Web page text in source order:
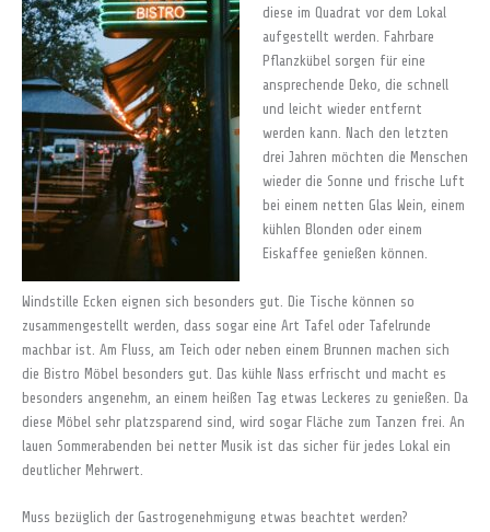
diese im Quadrat vor dem Lokal
aufgestellt werden. Fahrbare
Pflanzkübel sorgen für eine
ansprechende Deko, die schnell
und leicht wieder entfernt
werden kann. Nach den letzten
drei Jahren möchten die Menschen
wieder die Sonne und frische Luft
bei einem netten Glas Wein, einem
kühlen Blonden oder einem
Eiskaffee genießen können.
Windstille Ecken eignen sich besonders gut. Die Tische können so
zusammengestellt werden, dass sogar eine Art Tafel oder Tafelrunde
machbar ist. Am Fluss, am Teich oder neben einem Brunnen machen sich
die Bistro Möbel besonders gut. Das kühle Nass erfrischt und macht es
besonders angenehm, an einem heißen Tag etwas Leckeres zu genießen. Da
diese Möbel sehr platzsparend sind, wird sogar Fläche zum Tanzen frei. An
lauen Sommerabenden bei netter Musik ist das sicher für jedes Lokal ein
deutlicher Mehrwert.
Muss bezüglich der Gastrogenehmigung etwas beachtet werden?